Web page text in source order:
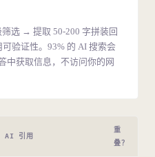
选 → 提取 50-200 字拼装回
验证性。93% 的 AI 搜索会
获取信息，不访问你的网
AI 引用
重
叠？